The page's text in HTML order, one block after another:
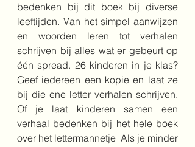
bedenken bij dit boek bij diverse
leeftijden. Van het simpel aanwijzen
en woorden leren tot verhalen
schrijven bij alles wat er gebeurt op
één spread. 26 kinderen in je klas?
Geef iedereen een kopie en laat ze
bij die ene letter verhalen schrijven.
Of je laat kinderen samen een
verhaal bedenken bij het hele boek
over het lettermannetje  Als je minder